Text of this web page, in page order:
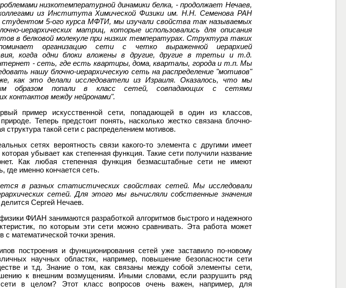
низкотемпературной динамики белка, - продолжает Нечаев,
из Института Химической Физики им. Н.Н. Семенова РАН
5-ого курса МФТИ, мы изучали свойства так называемых
иерархических матриц, которые использовались для описания
в белковой молекуле при низких температурах. Структура таких
организацию сети с четко выраженной иерархией
когда одни блоки вложены в другие, другие в третьи и т.д.
- сеть, где есть квартиры, дома, кварталы, города и т.п. Мы
нашу блочно-иерархическую сеть на распределение "мотивов"
как это делали исследователи из Израиля. Оказалось, что мы
образом попали в класс сетей, совпадающих с сетями
контактов между нейронами".
пример искусственной сети, попадающей в один из классов,
Теперь предстоит понять, насколько жестко связана блочно-
структура такой сети с распределением мотивов.
сетях вероятность связи какого-то элемента с другими имеет
убывает как степенная функция. Такие сети получили название
Как любая степенная функция безмасштабные сети не имеют
где именно кончается сеть.
в разных статистических свойствах сетей. Мы исследовали
сетей. Для этого мы вычисляли собственные значения
Сергей Нечаев.
ФИАН занимаются разработкой алгоритмов быстрого и надежного
по которым эти сети можно сравнивать. Эта работа может
с математической точки зрения.
построения и функционирования сетей уже заставило по-новому
научных областях, например, повышение безопасности сети
и т.д. Знание о том, как связаны между собой элементы сети,
к внешним возмущениям. Иными словами, если разрушить ряд
в целом? Этот класс вопросов очень важен, например, для